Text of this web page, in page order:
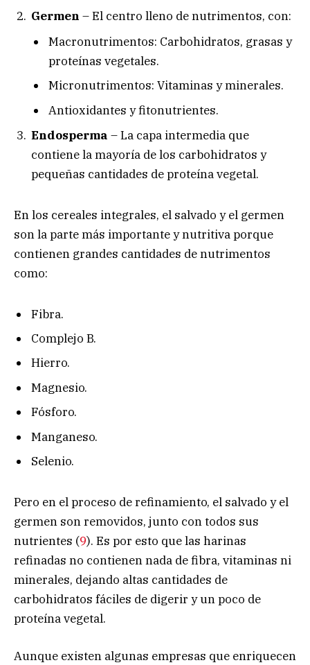
Germen – El centro lleno de nutrimentos, con:
Macronutrimentos: Carbohidratos, grasas y
proteínas vegetales.
Micronutrimentos: Vitaminas y minerales.
Antioxidantes y fitonutrientes.
Endosperma – La capa intermedia que
contiene la mayoría de los carbohidratos y
pequeñas cantidades de proteína vegetal.
En los cereales integrales, el salvado y el germen
son la parte más importante y nutritiva porque
contienen grandes cantidades de nutrimentos
como:
Fibra.
Complejo B.
Hierro.
Magnesio.
Fósforo.
Manganeso.
Selenio.
Pero en el proceso de refinamiento, el salvado y el
germen son removidos, junto con todos sus
nutrientes (9). Es por esto que las harinas
refinadas no contienen nada de fibra, vitaminas ni
minerales, dejando altas cantidades de
carbohidratos fáciles de digerir y un poco de
proteína vegetal.
Aunque existen algunas empresas que enriquecen